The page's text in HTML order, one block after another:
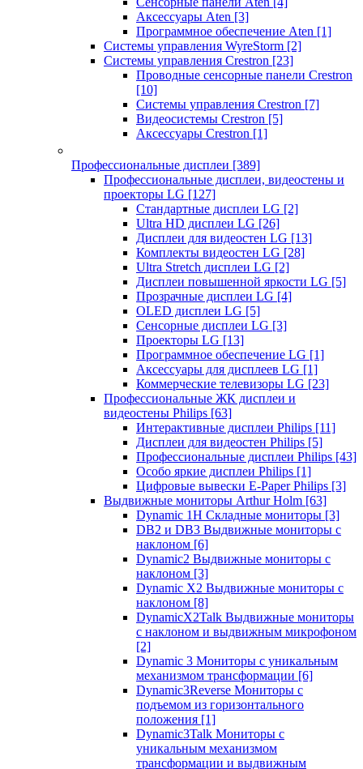
Аксессуары Aten [3]
Программное обеспечение Aten [1]
Системы управления WyreStorm [2]
Системы управления Crestron [23]
Проводные сенсорные панели Crestron
[10]
Системы управления Crestron [7]
Видеосистемы Crestron [5]
Аксессуары Crestron [1]
Профессиональные дисплеи [389]
Профессиональные дисплеи, видеостены и
проекторы LG [127]
Стандартные дисплеи LG [2]
Ultra HD дисплеи LG [26]
Дисплеи для видеостен LG [13]
Комплекты видеостен LG [28]
Ultra Stretch дисплеи LG [2]
Дисплеи повышенной яркости LG [5]
Прозрачные дисплеи LG [4]
OLED дисплеи LG [5]
Сенсорные дисплеи LG [3]
Проекторы LG [13]
Программное обеспечение LG [1]
Аксессуары для дисплеев LG [1]
Коммерческие телевизоры LG [23]
Профессиональные ЖК дисплеи и
видеостены Philips [63]
Интерактивные дисплеи Philips [11]
Дисплеи для видеостен Philips [5]
Профессиональные дисплеи Philips [43]
Особо яркие дисплеи Philips [1]
Цифровые вывески E-Paper Philips [3]
Выдвижные мониторы Arthur Holm [63]
Dynamic 1Н Складные мониторы [3]
DB2 и DB3 Выдвижные мониторы с
наклоном [6]
Dynamic2 Выдвижные мониторы с
наклоном [3]
Dynamic X2 Выдвижные мониторы с
наклоном [8]
DynamicX2Talk Выдвижные мониторы
с наклоном и выдвижным микрофоном
[2]
Dynamic 3 Мониторы с уникальным
механизмом трансформации [6]
Dynamic3Reverse Мониторы с
подъемом из горизонтального
положения [1]
Dynamic3Talk Мониторы с
уникальным механизмом
трансформации и выдвижным